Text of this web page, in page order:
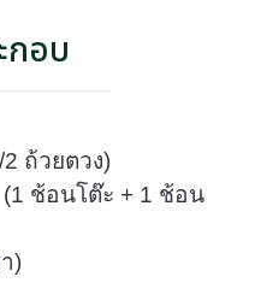
กอบ
ถ้วยตวง)
ช้อนโต๊ะ + 1 ช้อน
)